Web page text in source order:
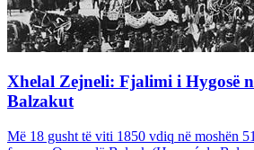
Xhelal Zejneli: Fjalimi i Hygosë
Balzakut
Më 18 gusht të viti 1850 vdiq në moshën